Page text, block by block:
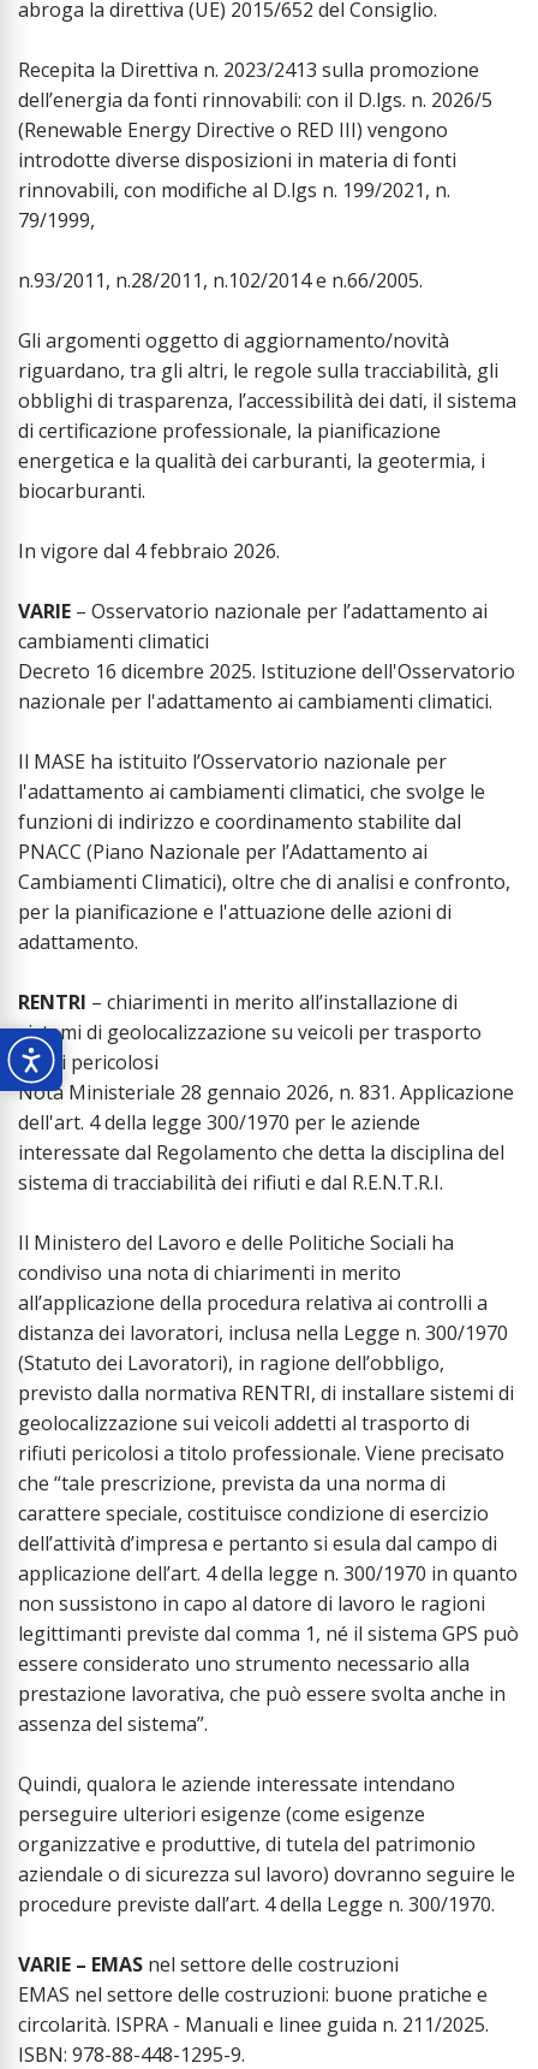
abroga la direttiva (UE) 2015/652 del Consiglio.
Recepita la Direttiva n. 2023/2413 sulla promozione
dell’energia da fonti rinnovabili: con il D.lgs. n. 2026/5
(Renewable Energy Directive o RED III) vengono
introdotte diverse disposizioni in materia di fonti
rinnovabili, con modifiche al D.lgs n. 199/2021, n.
79/1999,
n.93/2011, n.28/2011, n.102/2014 e n.66/2005.
Gli argomenti oggetto di aggiornamento/novità
riguardano, tra gli altri, le regole sulla tracciabilità, gli
obblighi di trasparenza, l’accessibilità dei dati, il sistema
di certificazione professionale, la pianificazione
energetica e la qualità dei carburanti, la geotermia, i
biocarburanti.
In vigore dal 4 febbraio 2026.
VARIE – Osservatorio nazionale per l’adattamento ai
cambiamenti climatici
Decreto 16 dicembre 2025. Istituzione dell'Osservatorio
nazionale per l'adattamento ai cambiamenti climatici.
Il MASE ha istituito l’Osservatorio nazionale per
l'adattamento ai cambiamenti climatici, che svolge le
funzioni di indirizzo e coordinamento stabilite dal
PNACC (Piano Nazionale per l’Adattamento ai
Cambiamenti Climatici), oltre che di analisi e confronto,
per la pianificazione e l'attuazione delle azioni di
adattamento.
RENTRI – chiarimenti in merito all’installazione di
sistemi di geolocalizzazione su veicoli per trasporto
rifiuti pericolosi
Nota Ministeriale 28 gennaio 2026, n. 831. Applicazione
dell'art. 4 della legge 300/1970 per le aziende
interessate dal Regolamento che detta la disciplina del
sistema di tracciabilità dei rifiuti e dal R.E.N.T.R.I.
Il Ministero del Lavoro e delle Politiche Sociali ha
condiviso una nota di chiarimenti in merito
all’applicazione della procedura relativa ai controlli a
distanza dei lavoratori, inclusa nella Legge n. 300/1970
(Statuto dei Lavoratori), in ragione dell’obbligo,
previsto dalla normativa RENTRI, di installare sistemi di
geolocalizzazione sui veicoli addetti al trasporto di
rifiuti pericolosi a titolo professionale. Viene precisato
che “tale prescrizione, prevista da una norma di
carattere speciale, costituisce condizione di esercizio
dell’attività d’impresa e pertanto si esula dal campo di
applicazione dell’art. 4 della legge n. 300/1970 in quanto
non sussistono in capo al datore di lavoro le ragioni
legittimanti previste dal comma 1, né il sistema GPS può
essere considerato uno strumento necessario alla
prestazione lavorativa, che può essere svolta anche in
assenza del sistema”.
Quindi, qualora le aziende interessate intendano
perseguire ulteriori esigenze (come esigenze
organizzative e produttive, di tutela del patrimonio
aziendale o di sicurezza sul lavoro) dovranno seguire le
procedure previste dall’art. 4 della Legge n. 300/1970.
VARIE – EMAS nel settore delle costruzioni
EMAS nel settore delle costruzioni: buone pratiche e
circolarità. ISPRA - Manuali e linee guida n. 211/2025.
ISBN: 978-88-448-1295-9.